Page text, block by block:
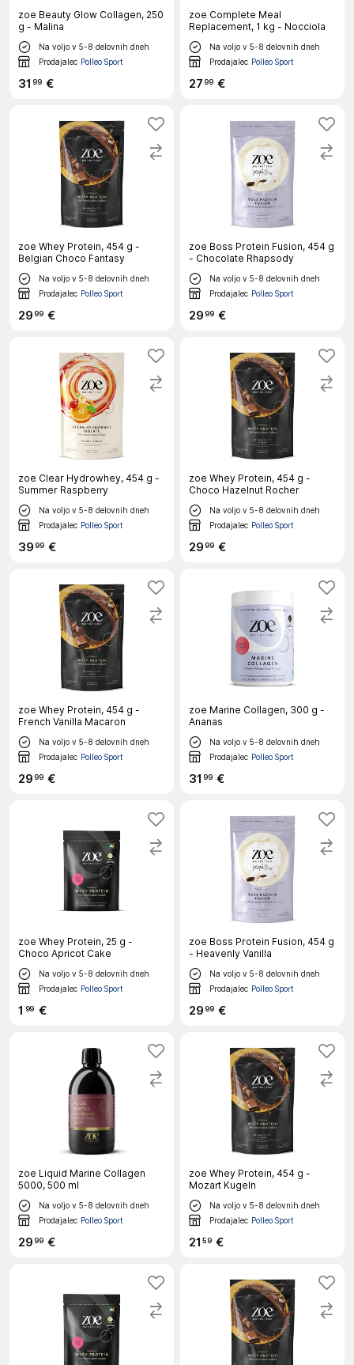
zoe Beauty Glow Collagen, 250
g - Malina
Na voljo v 5-8 delovnih dneh
Prodajalec Polleo Sport
31 99 €
zoe Complete Meal
Replacement, 1 kg - Nocciola
Na voljo v 5-8 delovnih dneh
Prodajalec Polleo Sport
2799 €
zoe Whey Protein, 454 g -
Belgian Choco Fantasy
Na voljo v 5-8 delovnih dneh
Prodajalec Polleo Sport
2999 €
zoe Boss Protein Fusion, 454 g
- Chocolate Rhapsody
Na voljo v 5-8 delovnih dneh
Prodajalec Polleo Sport
2999 €
zoe Clear Hydrowhey, 454 g -
Summer Raspberry
Na voljo v 5-8 delovnih dneh
Prodajalec Polleo Sport
3999 €
zoe Whey Protein, 454 g -
Choco Hazelnut Rocher
Na voljo v 5-8 delovnih dneh
Prodajalec Polleo Sport
2999 €
zoe Whey Protein, 454 g -
French Vanilla Macaron
Na voljo v 5-8 delovnih dneh
Prodajalec Polleo Sport
2999 €
zoe Marine Collagen, 300 g -
Ananas
Na voljo v 5-8 delovnih dneh
Prodajalec Polleo Sport
31 99 €
zoe Whey Protein, 25 g -
Choco Apricot Cake
Na voljo v 5-8 delovnih dneh
Prodajalec Polleo Sport
1 99 €
zoe Boss Protein Fusion, 454 g
- Heavenly Vanilla
Na voljo v 5-8 delovnih dneh
Prodajalec Polleo Sport
2999 €
zoe Liquid Marine Collagen
5000, 500 ml
Na voljo v 5-8 delovnih dneh
Prodajalec Polleo Sport
2999 €
zoe Whey Protein, 454 g -
Mozart Kugeln
Na voljo v 5-8 delovnih dneh
Prodajalec Polleo Sport
21 59 €